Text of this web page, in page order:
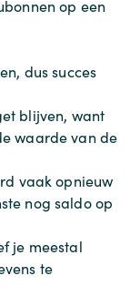
op een
dus succes
blijven, want
waarde van de
vaak opnieuw
nog saldo op
je meestal
te